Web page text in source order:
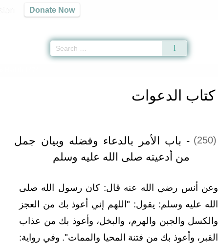
Donate Now
كتاب الدعوات
(250) - باب الأمر بالدعاء وفضله وبيان جمل
من أدعيته صلى الله عليه وسلم
وعن أنس رضي الله عنه قال‏:‏ كان رسول الله صلى
الله عليه وسلم‏:‏ يقول‏:‏ ‏"‏اللهم إني أعوذ بك من العجز
والكسل والجبن والهرم، والبخل، وأعوذ بك من عذاب
القبر، وأعوذ بك من فتنة المحيا والممات‏"‏‏.‏ وفي رواية‏:‏